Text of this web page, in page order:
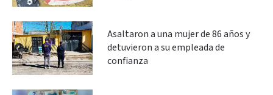
Asaltaron a una mujer de 86 años y
detuvieron a su empleada de
confianza